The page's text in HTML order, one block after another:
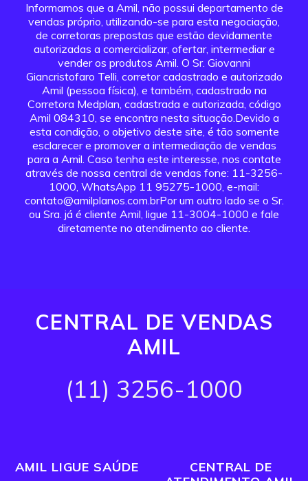
Informamos que a Amil, não possui departamento de
vendas próprio, utilizando-se para esta negociação,
de corretoras prepostas que estão devidamente
autorizadas a comercializar, ofertar, intermediar e
vender os produtos Amil. O Sr. Giovanni
Giancristofaro Telli, corretor cadastrado e autorizado
Amil (pessoa física), e também, cadastrado na
Corretora Medplan, cadastrada e autorizada, código
Amil 084310, se encontra nesta situação.Devido a
esta condição, o objetivo deste site, é tão somente
esclarecer e promover a intermediação de vendas
para a Amil. Caso tenha este interesse, nos contate
através de nossa central de vendas fone: 11-3256-
1000, WhatsApp 11 95275-1000, e-mail:
contato@amilplanos.com.brPor um outro lado se o Sr.
ou Sra. já é cliente Amil, ligue 11-3004-1000 e fale
diretamente no atendimento ao cliente.
CENTRAL DE VENDAS
AMIL
(11) 3256-1000
AMIL LIGUE SAÚDE
CENTRAL DE